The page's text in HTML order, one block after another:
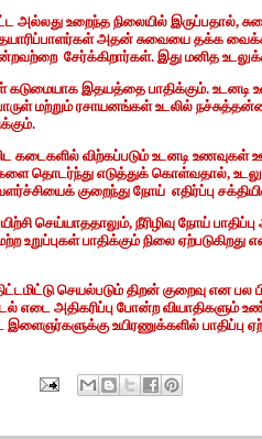
அல்லது உறைந்த நிலையில் இருப்பதால்,
தயாரிப்பாளர்கள் அதன் சுவையை தக்க
சேர்க்கிறார்கள். இது மனித
கடுமையாக இதயத்தை பாதிக்கும். உடனடி
மற்றும் ரசாயனங்கள் உடலில்
கடைகளில் விற்கப்படும் உடனடி
தொடர்ந்து எடுத்துக் கொள்வதால்,
குறைந்து நோய் எதிர்ப்பு
செய்யாததாலும், நீரிழிவு நோய்
உறுப்புகள் பாதிக்கும் நிலை ஏற்படுகிறது
செயல்படும் திறன் குறைவு என பல
எடை அதிகரிப்பு போன்ற வியாதிகளும்
இளைஞர்களுக்கு உயிரணுக்களில் பாதிப்பு